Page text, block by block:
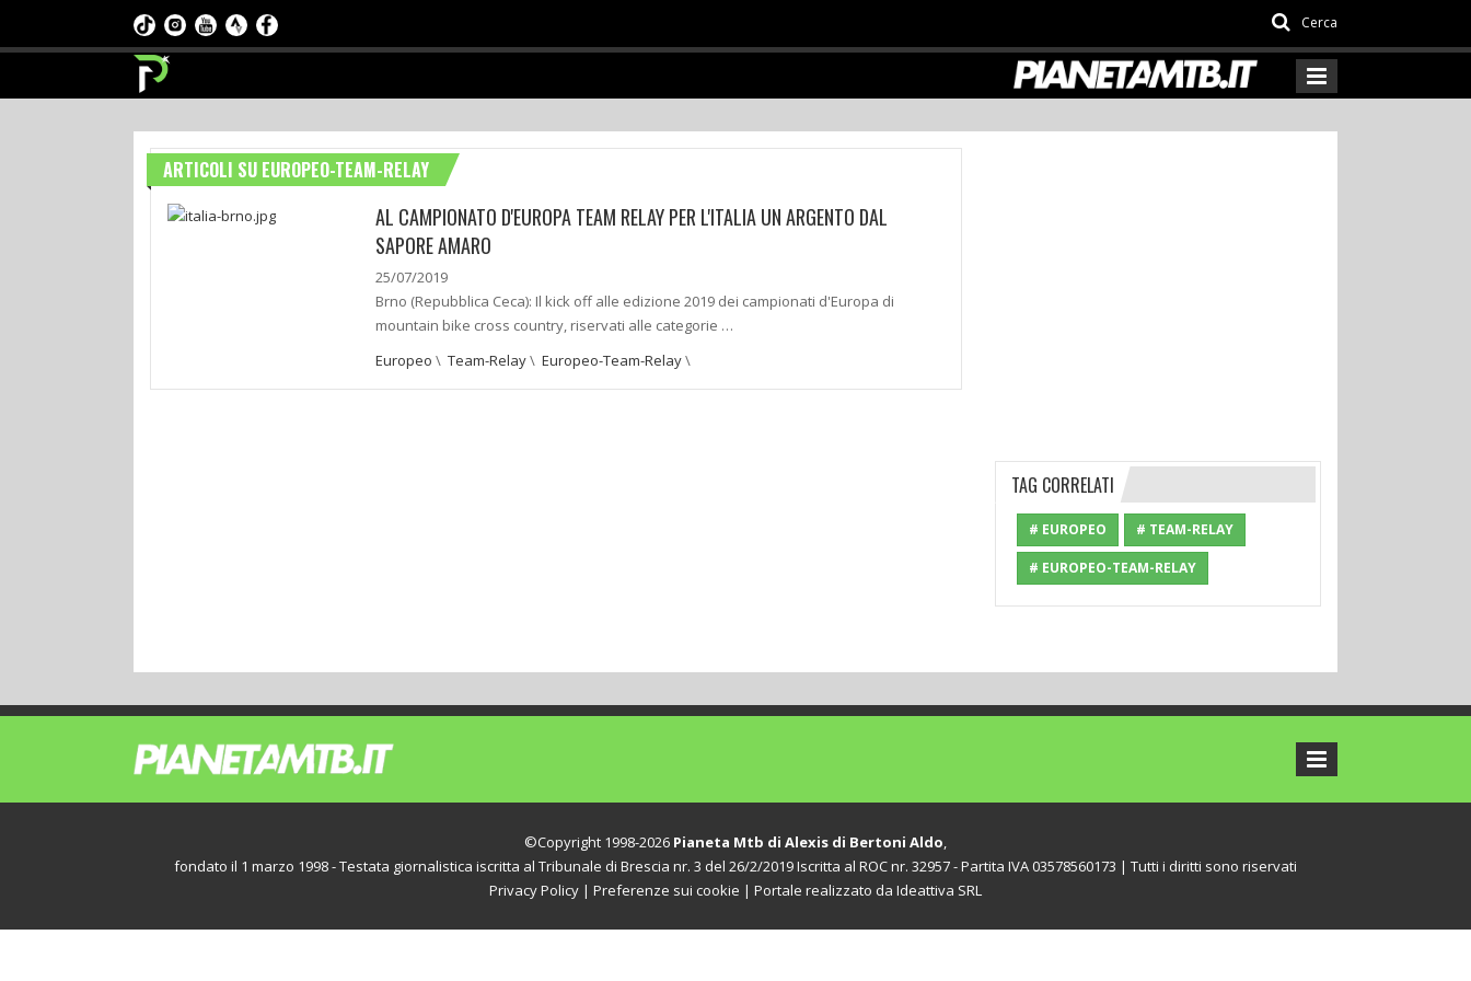
Cerca
ARTICOLI SU EUROPEO-TEAM-RELAY
AL CAMPIONATO D'EUROPA TEAM RELAY PER L'ITALIA UN ARGENTO DAL
SAPORE AMARO
25/07/2019
Brno (Repubblica Ceca): Il kick off alle edizione 2019 dei campionati d'Europa di
mountain bike cross country, riservati alle categorie …
Europeo \ Team-Relay\ Europeo-Team-Relay\
TAG CORRELATI
# EUROPEO # TEAM-RELAY
# EUROPEO-TEAM-RELAY
©Copyright 1998-2026 Pianeta Mtb di Alexis di Bertoni Aldo
fondato il 1 marzo 1998 - Testata giornalistica iscritta al Tribunale di Brescia nr. 3 del 26/2/2019 Iscritta al ROC nr. 32957 - Partita IVA 03578560173 | Tutti i diritti sono riservati
Privacy Policy | Preferenze sui cookie | Portale realizzato da Ideattiva SRL